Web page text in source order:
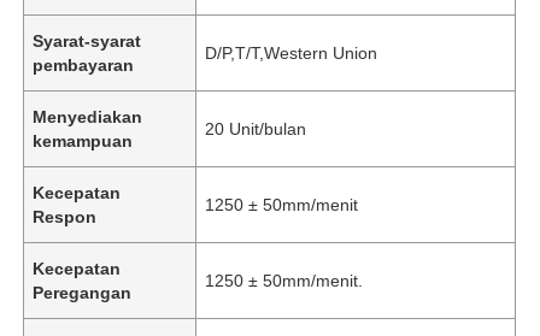
Syarat-syarat
pembayaran
D/P,T/T,Western Union
Menyediakan
kemampuan
20 Unit/bulan
Kecepatan
Respon
1250 ± 50mm/menit
Kecepatan
Peregangan
1250 ± 50mm/menit.